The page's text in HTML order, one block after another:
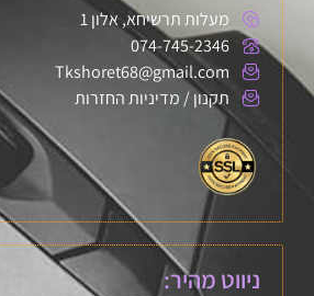
מעלות תרשיחא, אלון 1
074-745-2346
Tkshoret68@gmail.com
תקנון / מדיניות החזרות
ניווט מהיר: